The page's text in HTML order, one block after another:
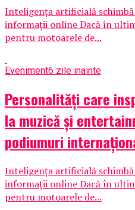
Inteligența artificială
informații online Dacă în
pentru motoarele de...
Eveniment6 zile inainte
Personalități care
la muzică și
podiumuri
Inteligența artificială
informații online Dacă în
pentru motoarele de...